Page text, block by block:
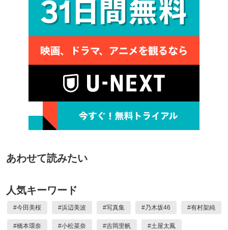
あわせて読みたい
人気キーワード
#今田美桜 #浜辺美波 #写真集 #乃木坂46 #有村架純
#橋本環奈 #小松菜奈 #吉岡里帆 #土屋太鳳